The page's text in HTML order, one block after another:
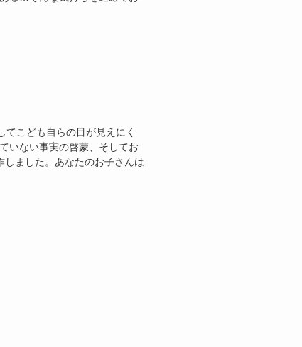
こども自らの目が見えにく
いない事実の啓蒙、そしてお
ました。あなたのお子さんは